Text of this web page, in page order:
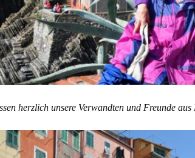
herzlich unsere Verwandten und Freunde